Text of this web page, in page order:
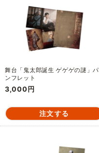
舞台「鬼太郎誕生 ゲゲゲの謎」パ
ンフレット
3,000円